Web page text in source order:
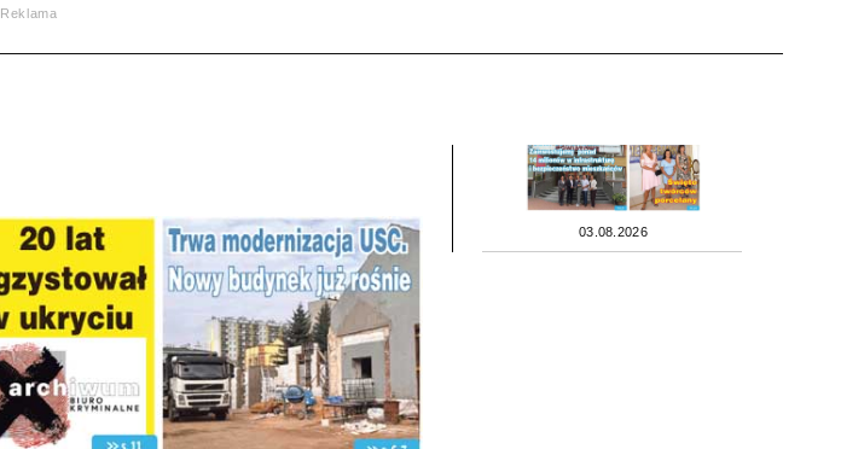
Reklama
03.08.2026